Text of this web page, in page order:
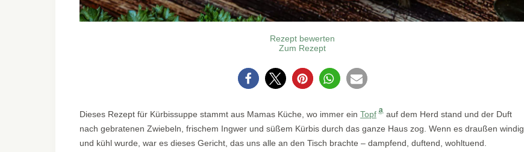
Zum Rezept
Rezept bewerten
0
Dieses Rezept für Kürbissuppe stammt aus Mamas Küche, wo immer ein Topf
auf dem Herd stand und der Duft
nach gebratenen Zwiebeln, frischem Ingwer und süßem Kürbis durch das ganze Haus zog. Wenn es draußen windig
und kühl wurde, war es dieses Gericht, das uns alle an den Tisch brachte – dampfend, duftend, wohltuend.